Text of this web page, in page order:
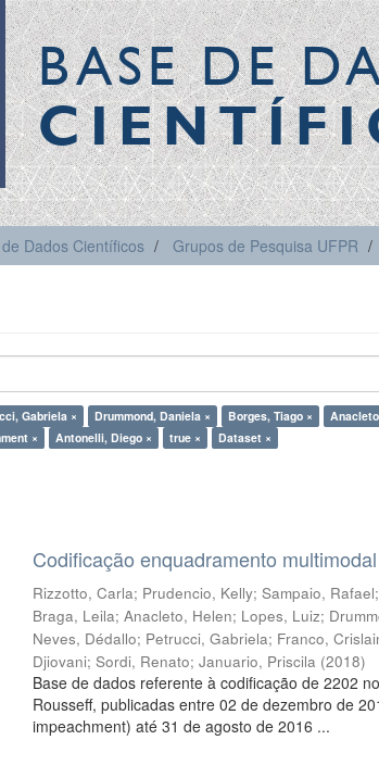
BASE DE
Dados Científicos Grupos de Pesquisa UFPR
Gabriela × Drummond, Daniela × Borges, Tiago ×
×
Antonelli, Diego × true × Dataset ×
Codificação enquadramento
Rizzotto, Carla; Prudencio, Kelly;Sampaio, Rafael;
Braga, Leila;Anacleto, Helen; Lopes, Luiz;
Neves, Dédallo; Petrucci, Gabriela; Franco,
Djiovani;Sordi, Renato;Januario, Priscila (2018)
Base de dados referente à codificação de 2202
Rousseff, publicadas entre 02 de dezembro de
impeachment) até 31 de agosto de 2016 ...